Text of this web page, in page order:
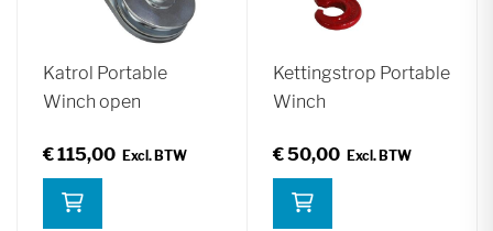
Katrol Portable
Winch open
€ 115,00
Kettingstrop Portable
Winch
€ 50,00